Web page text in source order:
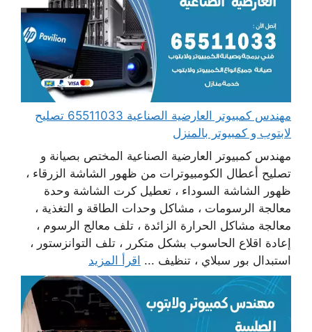
مهندس كمبيوتر العارضية الصناعية 65511033 تصليح
لابتوب و كمبيوتر بالمنزل
مهندس كمبيوتر العارضية الصناعية المختص بصيانة و
تصليح أعطال الكومبيوترات من ظهور الشاشة الزرقاء ،
ظهور الشاشة السوداء ، تعطيل كرت الشاشة وحدة
معالجة الرسومات ، مشاكل وحدات الطاقة و التغذية ،
معالجة مشاكل الحرارة الزائدة ، تلف معالج الرسوم ،
إعادة اقلاع الحاسوب بشكل متكرر ، تلف التوانزستور ،
استبدال بور سبلاي ، تنظيف ... اقرأ المزيد